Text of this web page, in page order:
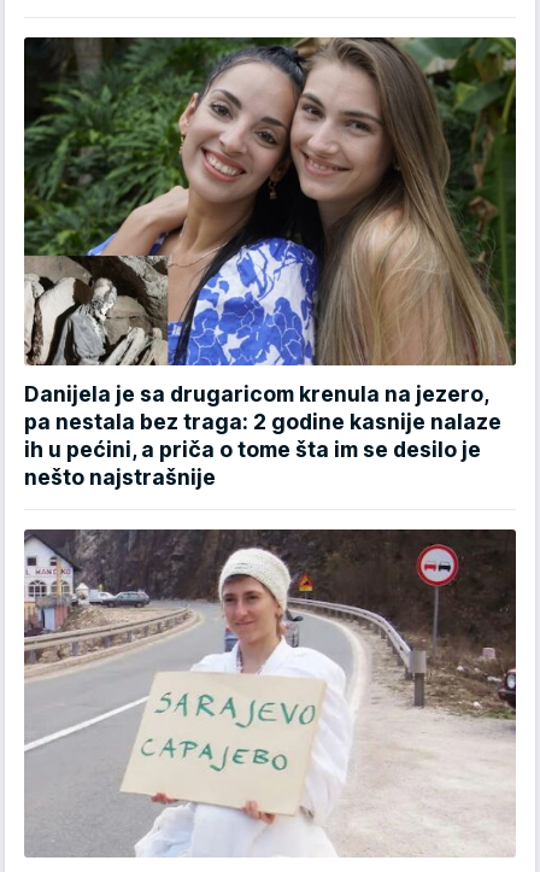
Danijela je sa drugaricom krenula na jezero,
pa nestala bez traga: 2 godine kasnije nalaze
ih u pećini, a priča o tome šta im se desilo je
nešto najstrašnije